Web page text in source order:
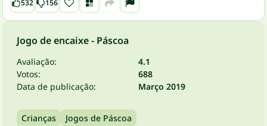
532 156
Jogo de encaixe - Páscoa
Avaliação:
4.1
Votos:
688
Data de publicação:
Março 2019
Crianças Jogos de Páscoa